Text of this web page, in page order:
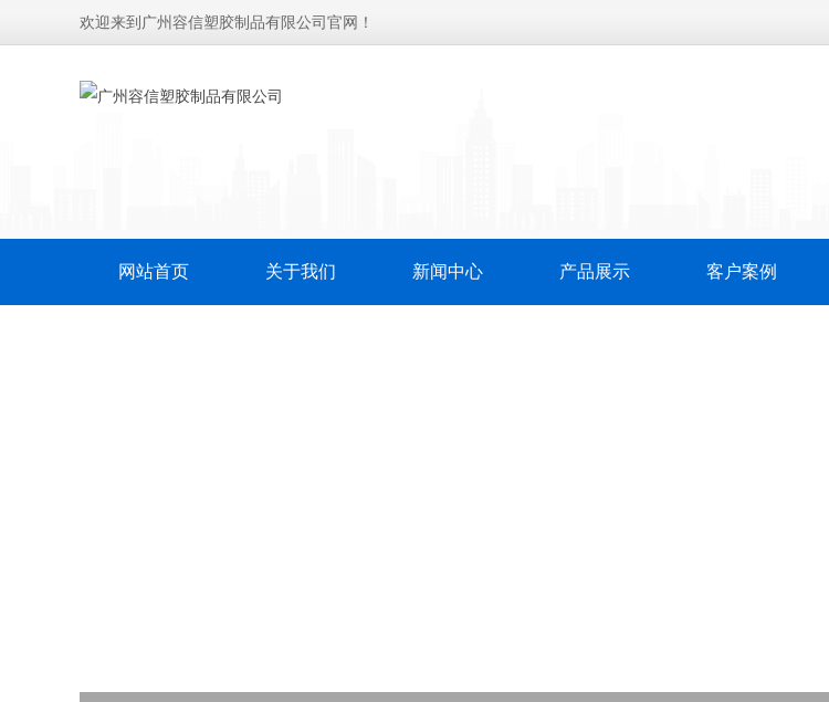
欢迎来到广州容信塑胶制品有限公司官网！
网站首页 关于我们 新闻中心 产品展示 客户案例